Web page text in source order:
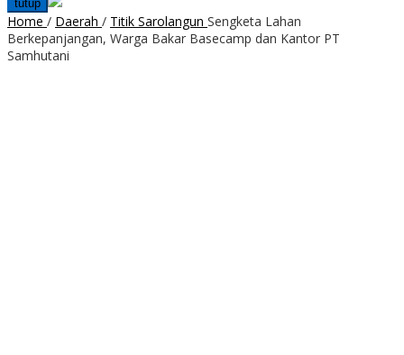
tutup
Home / Daerah / Titik Sarolangun Sengketa Lahan
Berkepanjangan, Warga Bakar Basecamp dan Kantor PT
Samhutani